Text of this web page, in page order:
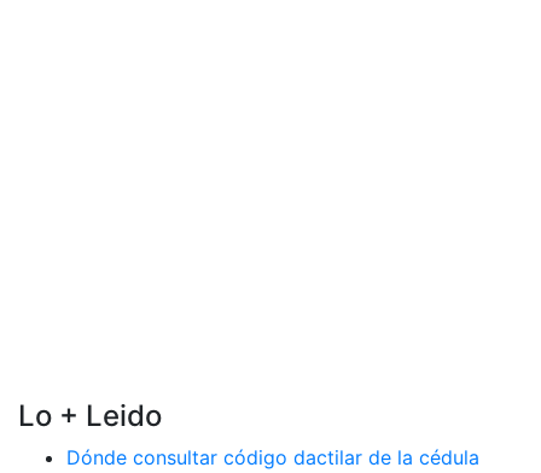
Lo + Leido
Dónde consultar código dactilar de la cédula